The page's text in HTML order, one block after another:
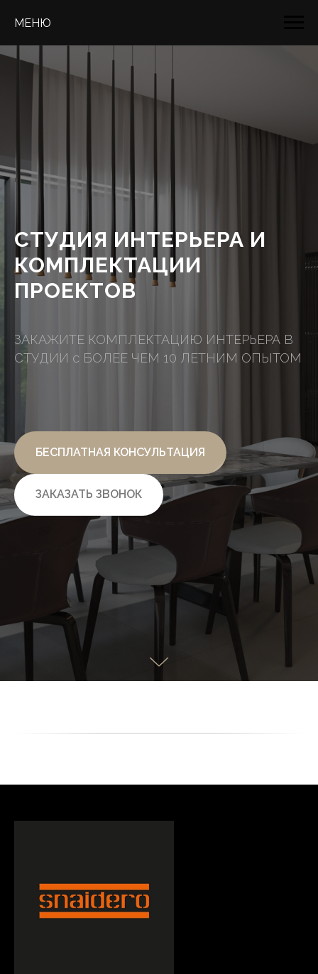
МЕНЮ
СТУДИЯ ИНТЕРЬЕРА И
КОМПЛЕКТАЦИИ
ПРОЕКТОВ
ЗАКАЖИТЕ КОМПЛЕКТАЦИЮ ИНТЕРЬЕРА В
СТУДИИ с БОЛЕЕ ЧЕМ 10 ЛЕТНИМ ОПЫТОМ
БЕСПЛАТНАЯ КОНСУЛЬТАЦИЯ
ЗАКАЗАТЬ ЗВОНОК